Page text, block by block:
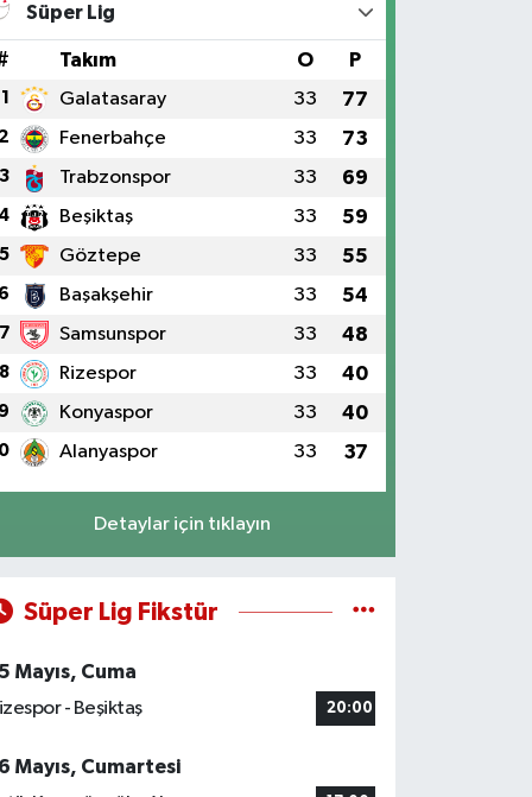
Süper Lig
Takım O P
1 Galatasaray 33 77
2 Fenerbahçe 33 73
3 Trabzonspor 33 69
4 Beşiktaş 33 59
5 Göztepe 33 55
6 Başakşehir 33 54
7 Samsunspor 33 48
8 Rizespor 33 40
9 Konyaspor 33 40
Alanyaspor 33 37
Detaylar için tıklayın
Süper Lig Fikstür
Mayıs, Cuma
- Beşiktaş
20:00
Mayıs, Cumartesi